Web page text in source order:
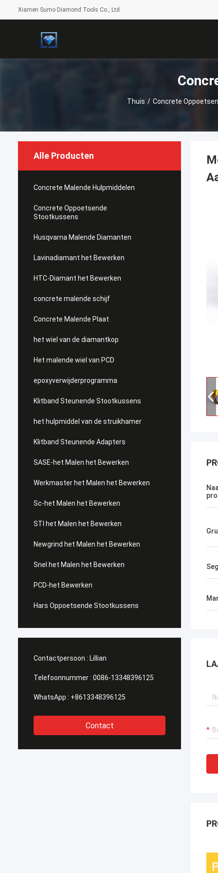
Xiamen Sumo Diamond Tools Co., Ltd
Thuis / Concrete
Alle Producten
Concrete Malende Hulpmiddelen
Concrete Oppoetsende
Stootkussens
Husqvarna Malende Diamanten
Lavinadiamant het Bewerken
HTC-Diamant het Bewerken
concrete malende schijf
Concrete Malende Plaat
het wiel van de diamantkop
Het malende wiel van PCD
epoxyverwijderprogramma
Klitband Steunende Stootkussens
het hulpmiddel van de struikhamer
Klitband Steunende Adapters
SASE-het Malen het Bewerken
Werkmaster het Malen het Bewerken
Sc-het Malen het Bewerken
STI het Malen het Bewerken
Newgrind het Malen het Bewerken
Snel het Malen het Bewerken
PCD-het Bewerken
Hars Oppoetsende Stootkussens
Contactpersoon : Lillian
Telefoonnummer : 0086-13348396125
WhatsApp : +8613348396125
Contact